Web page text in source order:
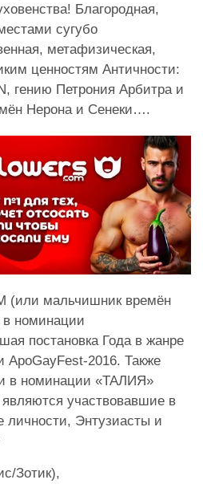
Благородная,
сугубо
метафизическая,
ценностям Античности:
гению Петрония Арбитра и
Нерона и Сенеки….
(или мальчишник времён
в номинации
постановка Года в жанре
ApoGayFest-2016. Также
в номинации «ТАЛИЯ»
участвовавшие в
личности, Энтузиасты и
Зотик),